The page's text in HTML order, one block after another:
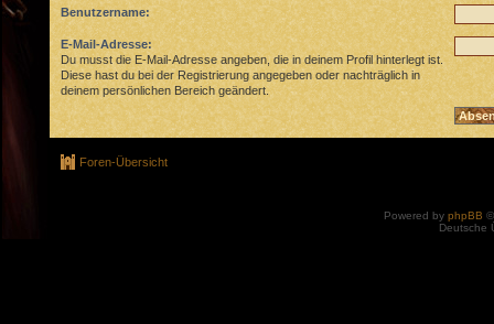
Benutzername:
E-Mail-Adresse:
Du musst die E-Mail-Adresse angeben, die in deinem Profil hinterlegt ist.
Diese hast du bei der Registrierung angegeben oder nachträglich in
deinem persönlichen Bereich geändert.
Foren-Übersicht
Powered by phpBB
Deutsche